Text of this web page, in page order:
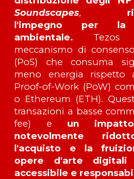
Soundscapes,
l'impegno per la
ambientale. Tezos
meccanismo di
(PoS) che consuma
meno energia rispetto
Proof-of-Work (PoW)
o Ethereum (ETH).
transazioni a basse
fee) e un
notevolmente
l'acquisto e la
opere d'arte digitali
accessibile e